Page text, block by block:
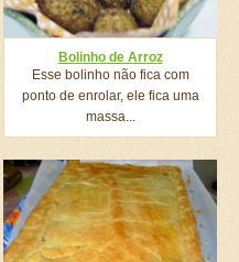
Bolinho de Arroz
Esse bolinho não fica com
ponto de enrolar, ele fica uma
massa...